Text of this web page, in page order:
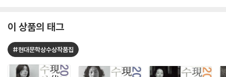
이 상품의 태그
#현대문학상수상작품집